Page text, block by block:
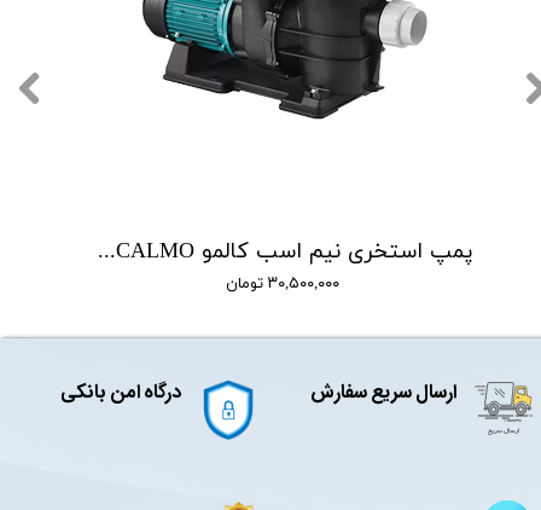
پمپ استخری نیم اسب کالمو CALMO مدل PROMAX075
۳۰,۵۰۰,۰۰۰ تومان
ارسال سریع سفارش درگاه امن بانکی